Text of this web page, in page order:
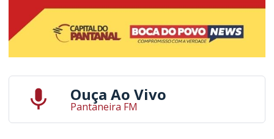
Ouça Ao Vivo
Pantaneira FM